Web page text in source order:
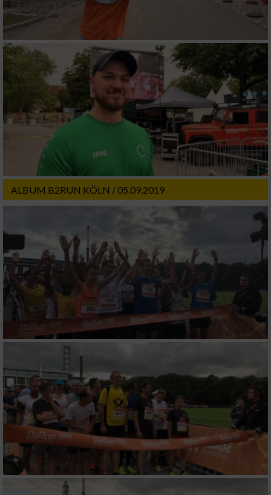
ALBUM B2RUN KÖLN / 05.09.2019